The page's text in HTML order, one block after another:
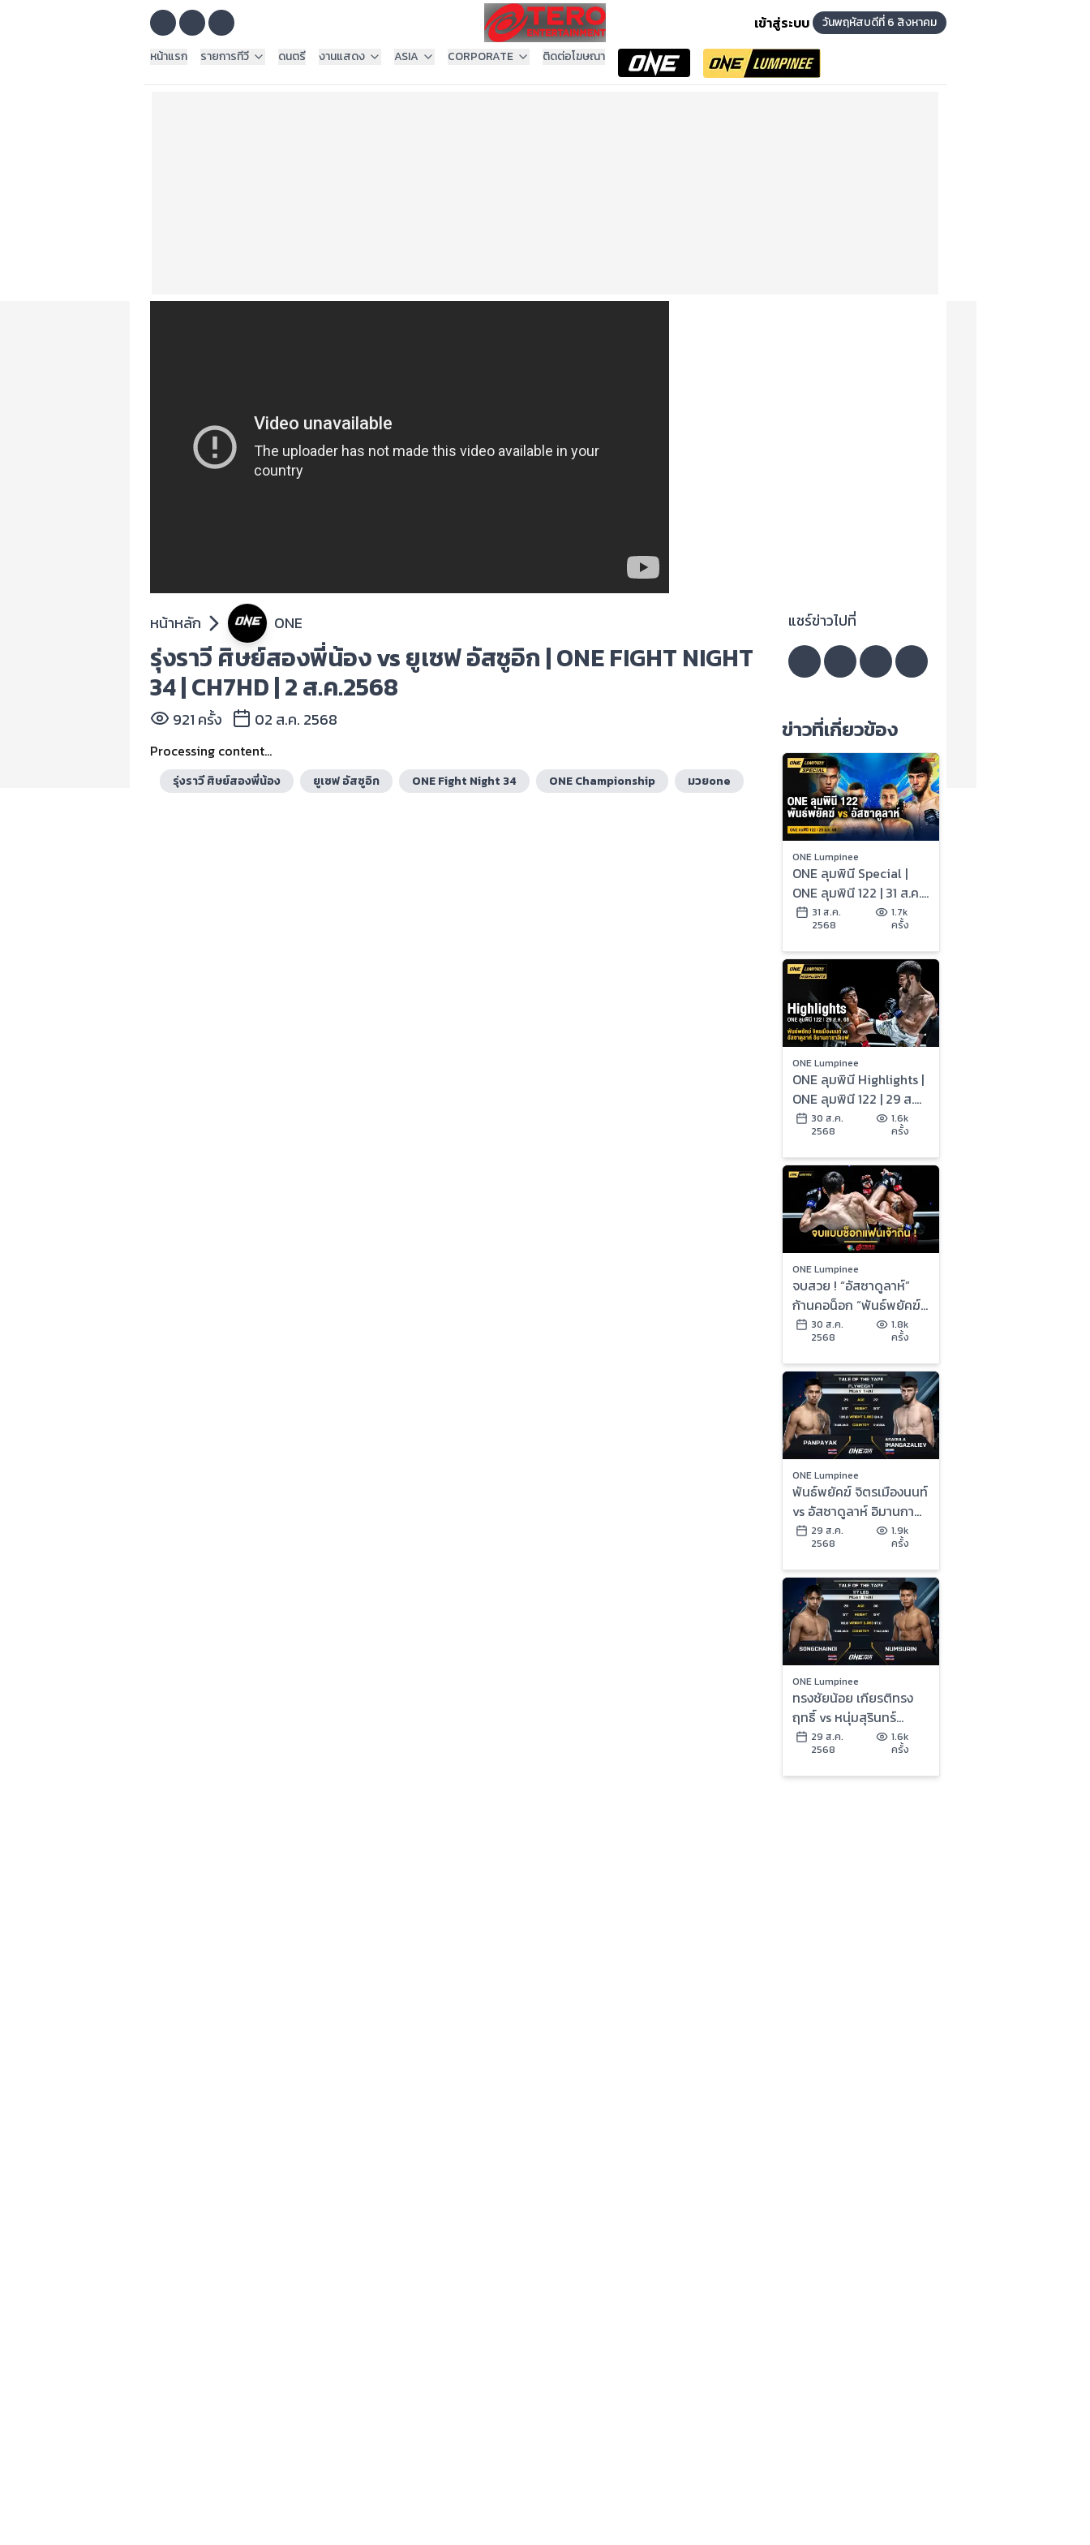
เข้าสู่ระบบ
วันพฤหัสบดีที่ 6 สิงหาคม
หน้าแรก
รายการทีวี ดนตรี งานแสดง ASIA CORPORATE ติดต่อโฆษณา
หน้าหลัก ONE
รุ่งราวี ศิษย์สองพี่น้อง vs ยูเซฟ อัสซูอิก | ONE FIGHT NIGHT
34 | CH7HD | 2 ส.ค.2568
921 ครั้ง 02 ส.ค. 2568
Processing content...
รุ่งราวี ศิษย์สองพี่น้อง ยูเซฟ อัสซูอิก ONE Fight Night 34 ONE Championship มวยone
แชร์ข่าวไปที่
ข่าวที่เกี่ยวข้อง
ONE Lumpinee
ONE ลุมพินี Special |
ONE ลุมพินี 122 | 31 ส.ค.
2568 | Ch7HD
31 ส.ค.
2568
1.7k
ครั้ง
ONE Lumpinee
ONE ลุมพินี Highlights |
ONE ลุมพินี 122 | 29 ส.ค.
2568 | Ch7HD
30 ส.ค.
2568
1.6k
ครั้ง
ONE Lumpinee
จบสวย ! “อัสซาดูลาห์”
ก้านคอน็อก “พันธ์พยัคฆ์”
คว้าสัญญา ONE ในศึก
ONE ลุมพินี 122
30 ส.ค.
2568
1.8k
ครั้ง
ONE Lumpinee
พันธ์พยัคฆ์ จิตรเมืองนนท์
vs อัสซาดูลาห์ อิมานกาซา
ลิเอฟ | ONE ลุมพินี 122 |
29 ส.ค. 2568 | Ch7HD
29 ส.ค.
2568
1.9k
ครั้ง
ONE Lumpinee
ทรงชัยน้อย เกียรติทรง
ฤทธิ์ vs หนุ่มสุรินทร์
ช.เกตุวีณา | ONE ลุมพินี
122 | 29 ส.ค. 2568 |
Ch7HD
29 ส.ค.
2568
1.6k
ครั้ง